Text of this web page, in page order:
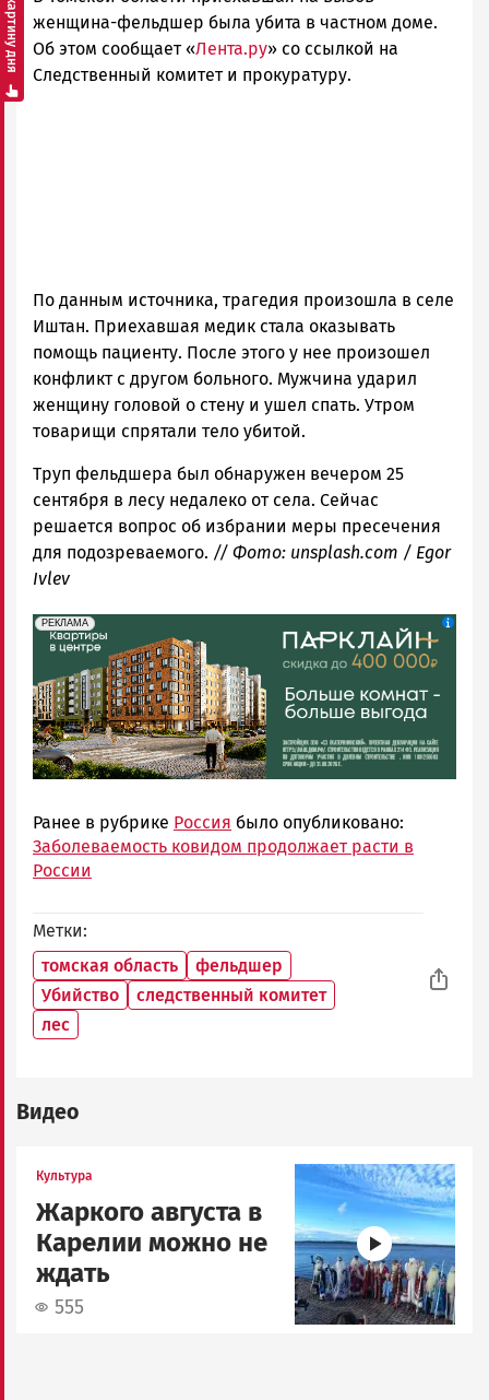
Карелии
|
Петрозаводск
женщина-фельдшер была убита в частном доме.
Об этом сообщает «Лента.ру» со ссылкой на
Следственный комитет и прокуратуру.
По данным источника, трагедия произошла в селе
Иштан. Приехавшая медик стала оказывать
помощь пациенту. После этого у нее произошел
конфликт с другом больного. Мужчина ударил
женщину головой о стену и ушел спать. Утром
товарищи спрятали тело убитой.
Труп фельдшера был обнаружен вечером 25
сентября в лесу недалеко от села. Сейчас
решается вопрос об избрании меры пресечения
для подозреваемого. // Фото: unsplash.com / Egor
Ivlev
erid: 2SDnjdeSPnB
РЕКЛАМА
Реклама
Ранее в рубрике Россия было опубликовано:
Заболеваемость ковидом продолжает расти в
России
Метки
томская область
фельдшер
Убийство
следственный комитет
лес
Видео
Культура
Жаркого августа в
Карелии можно не
ждать
555
Image